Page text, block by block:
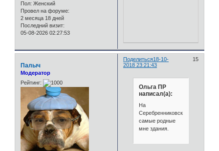
Пол: Женский
Провел на форуме:
2 месяца 18 дней
Последний визит:
05-08-2026 02:27:53
Поделиться 15
18-10-
2018 23:21:43
Палыч
Модератор
Рейтинг:
Ольга ПР
написал(а):
На
Серебренниковской
самые родные
мне здания.